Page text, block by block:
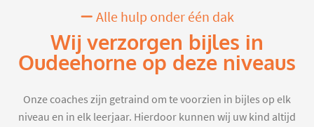
Alle hulp onder één dak
Wij verzorgen bijles in
Oudeehorne op deze niveaus
Onze coaches zijn getraind om te voorzien in bijles op elk
niveau en in elk leerjaar. Hierdoor kunnen wij uw kind altijd